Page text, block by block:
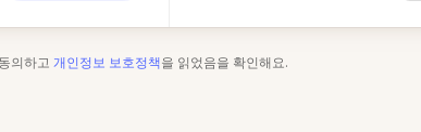
의하고 개인정보 보호정책을 읽었음을 확인해요.